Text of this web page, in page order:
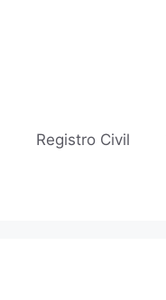
Registro Civil